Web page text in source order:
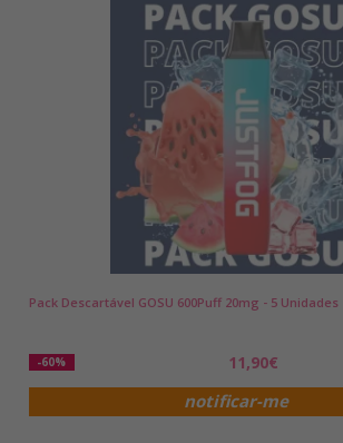
notificar-me
Pack Descartável GOSU 600Puff 20mg - 5 Unidades
-60% 11,90€